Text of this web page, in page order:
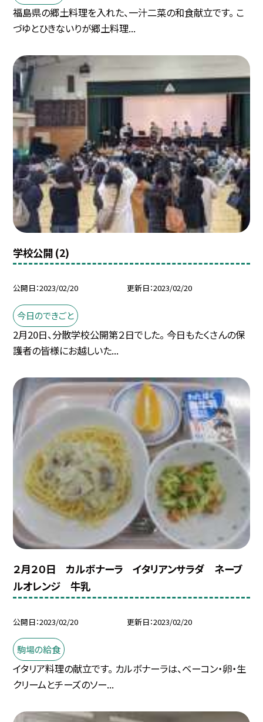
福島県の郷土料理を入れた、一汁二菜の和食献立です。 こ
づゆとひきないりが郷土料理...
学校公開 (2)
公開日 2023/02/20 更新日 2023/02/20
今日のできごと
2月20日、分散学校公開第２日でした。 今日もたくさんの保
護者の皆様にお越しいた...
２月２０日 カルボナーラ イタリアンサラダ ネーブ
ルオレンジ 牛乳
公開日 2023/02/20 更新日 2023/02/20
駒場の給食
イタリア料理の献立です。 カルボナーラは、ベーコン・卵・生
クリームとチーズのソー...